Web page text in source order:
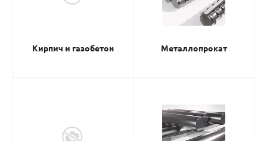
Кирпич и газобетон Металлопрокат